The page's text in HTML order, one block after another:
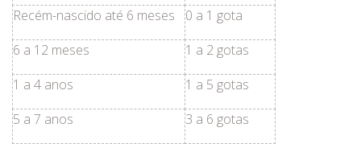
Recém-nascido até 6 meses
0 a 1 gota
6 a 12 meses
1 a 2 gotas
1 a 4 anos
1 a 5 gotas
5 a 7 anos
3 a 6 gotas